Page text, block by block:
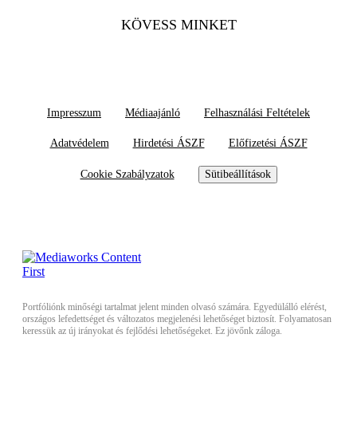
KÖVESS MINKET
Impresszum Médiaajánló Felhasználási Feltételek
Adatvédelem Hirdetési ÁSZF Előfizetési ÁSZF
Cookie Szabályzatok Sütibeállítások
Portfóliónk minőségi tartalmat jelent minden olvasó számára. Egyedülálló elérést,
országos lefedettséget és változatos megjelenési lehetőséget biztosít. Folyamatosan
keressük az új irányokat és fejlődési lehetőségeket. Ez jövőnk záloga.